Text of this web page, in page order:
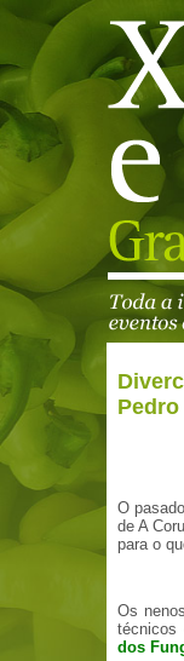
O
de A
para o
Os
técnicos
dos